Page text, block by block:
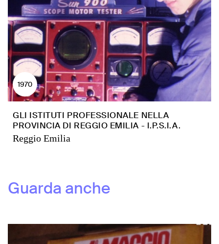
1970
GLI ISTITUTI PROFESSIONALE NELLA
PROVINCIA DI REGGIO EMILIA - I.P.S.I.A.
Reggio Emilia
Guarda anche